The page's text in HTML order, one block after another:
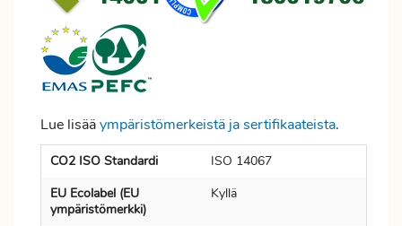
Lue lisääympäristömerkeistä ja sertifikaateista.
CO2 ISO Standardi
ISO 14067
EU Ecolabel (EU
ympäristömerkki)
Kyllä